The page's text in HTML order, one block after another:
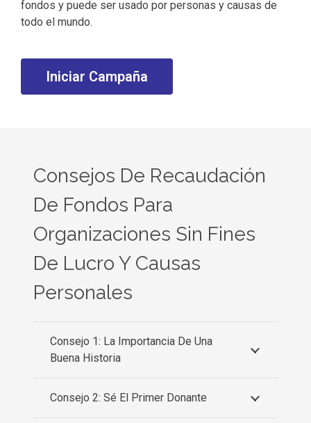
fondos y puede ser usado por personas y causas de
todo el mundo.
Iniciar Campaña
Consejos De Recaudación
De Fondos Para
Organizaciones Sin Fines
De Lucro Y Causas
Personales
Consejo 1: La Importancia De Una
Buena Historia
Consejo 2: Sé El Primer Donante